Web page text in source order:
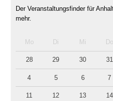
Der Veranstaltungsfinder für
mehr.
Mo Di Mi Do
28 29 30 31
4 5 6 7
11 12 13 14